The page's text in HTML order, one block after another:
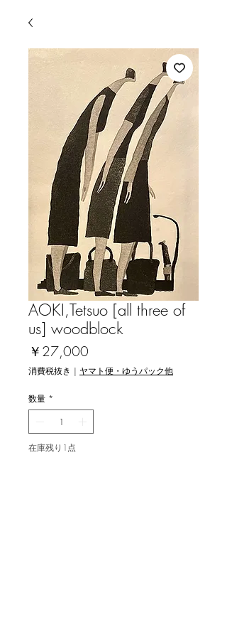
AOKI,Tetsuo [all three of
us] woodblock
￥27,000
格
消費税抜き | ヤマト便・ゆうパック他
数量 *
在庫残り1点